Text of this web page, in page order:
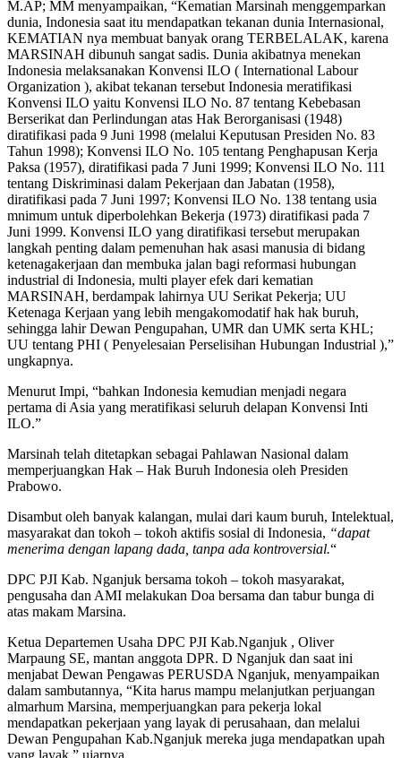
M.AP; MM menyampaikan, “Kematian Marsinah menggemparkan
dunia, Indonesia saat itu mendapatkan tekanan dunia Internasional,
KEMATIAN nya membuat banyak orang TERBELALAK, karena
MARSINAH dibunuh sangat sadis. Dunia akibatnya menekan
Indonesia melaksanakan Konvensi ILO ( International Labour
Organization ), akibat tekanan tersebut Indonesia meratifikasi
Konvensi ILO yaitu Konvensi ILO No. 87 tentang Kebebasan
Berserikat dan Perlindungan atas Hak Berorganisasi (1948)
diratifikasi pada 9 Juni 1998 (melalui Keputusan Presiden No. 83
Tahun 1998); Konvensi ILO No. 105 tentang Penghapusan Kerja
Paksa (1957), diratifikasi pada 7 Juni 1999; Konvensi ILO No. 111
tentang Diskriminasi dalam Pekerjaan dan Jabatan (1958),
diratifikasi pada 7 Juni 1997; Konvensi ILO No. 138 tentang usia
mnimum untuk diperbolehkan Bekerja (1973) diratifikasi pada 7
Juni 1999. Konvensi ILO yang diratifikasi tersebut merupakan
langkah penting dalam pemenuhan hak asasi manusia di bidang
ketenagakerjaan dan membuka jalan bagi reformasi hubungan
industrial di Indonesia, multi player efek dari kematian
MARSINAH, berdampak lahirnya UU Serikat Pekerja; UU
Ketenaga Kerjaan yang lebih mengakomodatif hak hak buruh,
sehingga lahir Dewan Pengupahan, UMR dan UMK serta KHL;
UU tentang PHI ( Penyelesaian Perselisihan Hubungan Industrial ),”
ungkapnya.
Menurut Impi, “bahkan Indonesia kemudian menjadi negara
pertama di Asia yang meratifikasi seluruh delapan Konvensi Inti
ILO.”
Marsinah telah ditetapkan sebagai Pahlawan Nasional dalam
memperjuangkan Hak – Hak Buruh Indonesia oleh Presiden
Prabowo.
Disambut oleh banyak kalangan, mulai dari kaum buruh, Intelektual,
masyarakat dan tokoh – tokoh aktifis sosial di Indonesia, “dapat
menerima dengan lapang dada, tanpa ada kontroversial.“
DPC PJI Kab. Nganjuk bersama tokoh – tokoh masyarakat,
pengusaha dan AMI melakukan Doa bersama dan tabur bunga di
atas makam Marsina.
Ketua Departemen Usaha DPC PJI Kab.Nganjuk , Oliver
Marpaung SE, mantan anggota DPR. D Nganjuk dan saat ini
menjabat Dewan Pengawas PERUSDA Nganjuk, menyampaikan
dalam sambutannya, “Kita harus mampu melanjutkan perjuangan
almarhum Marsina, memperjuangkan para pekerja lokal
mendapatkan pekerjaan yang layak di perusahaan, dan melalui
Dewan Pengupahan Kab.Nganjuk mereka juga mendapatkan upah